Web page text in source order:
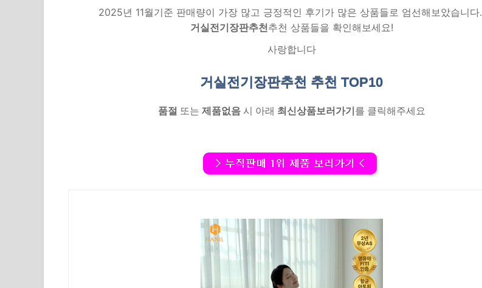
2025년 11월기준 판매량이 가장 많고 긍정적인 후기가 많은 상품들로 엄선해보았습니다.
거실전기장판추천추천 상품들을 확인해보세요!
사랑합니다
거실전기장판추천 추천 TOP10
품절 또는 제품없음시 아래 최신상품보러가기 를 클릭해주세요